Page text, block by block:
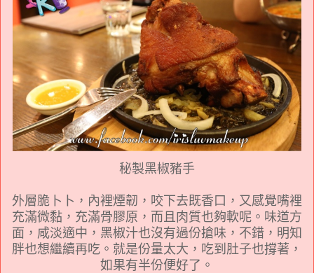
秘製黑椒豬手
外層脆卜卜，內裡煙韌，咬下去既香口，又感覺嘴裡
充滿微黏，充滿骨膠原，而且肉質也夠軟呢。味道方
面，咸淡適中，黑椒汁也沒有過份搶味，不錯，明知
胖也想繼續再吃。就是份量太大，吃到肚子也撐著，
如果有半份便好了。